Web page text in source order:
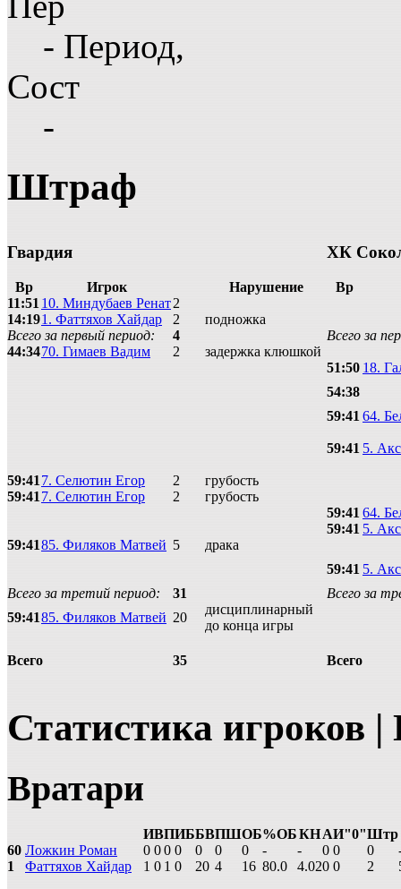
- Период,
Сост
-
Штраф
Гвардия ХК
Вр Игрок Нарушение
Вр
11:51 10. Миндубаев Ренат2
14:191. Фаттяхов Хайдар 2
подножка
Всего за первый период:
4
Всего за
44:3470. Гимаев Вадим 2
задержка клюшкой
51:50 18.
54:38
59:41 64.
59:41 5.
59:41 7. Селютин Егор 2
грубость
59:41 7. Селютин Егор 2
грубость
59:41 64.
59:41 5.
59:4185. Филяков Матвей 5
драка
59:41 5.
Всего за третий период:
31
Всего за
59:4185. Филяков Матвей 20
дисциплинарный
до конца игры
Всего 35 Всего
Статистика игроков |
Вратари
ИВПИББВПШОБ%ОБКНАИ"0"Штр
60 Ложкин Роман 0 00 0 0 0 0 - - 0 0 0
1
Фаттяхов Хайдар 1 0 1 0 20 4 16 80.0 4.020 0 2